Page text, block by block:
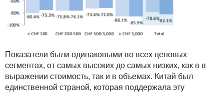
Показатели были одинаковыми во всех ценовых
сегментах, от самых высоких до самых низких, как в в
выражении стоимость, так и в объемах. Китай был
единственной страной, которая поддержала эту